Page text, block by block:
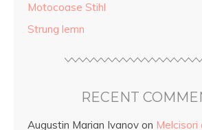
Motocoase Stihl
Strung lemn
RECENT
Augustin Marian Ivanov on Melcisori